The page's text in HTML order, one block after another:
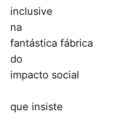
inclusive
na
fantástica fábrica
do
impacto social
que insiste